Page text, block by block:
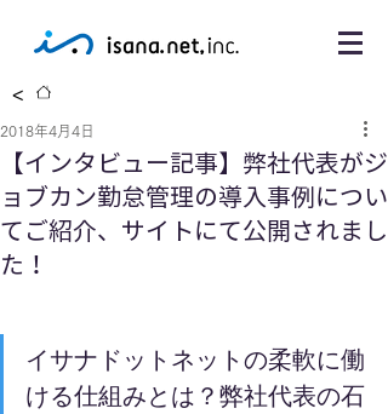
<
【インタビュー記事】弊社代表がジ
ョブカン勤怠管理の導入事例につい
てご紹介、サイトにて公開されまし
た！
2018年4月4日
イサナドットネットの柔軟に働
ける仕組みとは？弊社代表の石